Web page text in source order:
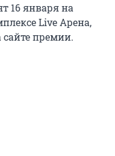
16 января на
Live Арена,
премии.